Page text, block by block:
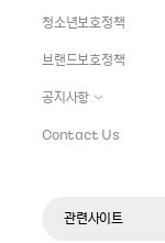
청소년보호정책
브랜드보호정책
공지사항
Contact Us
관련사이트